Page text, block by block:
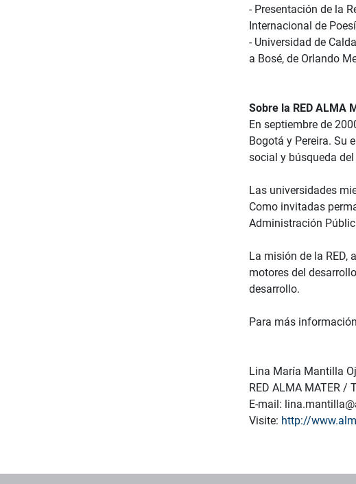
- Presentación de la
Internacional de
- Universidad de
a Bosé, de Orlando
Sobre la RED ALMA
En septiembre de
Bogotá y Pereira. Su
social y búsqueda
Las universidades
Como invitadas
Administración
La misión de la RED,
motores del
desarrollo.
Para más
Lina María Mantilla
RED ALMA MATER /
E-mail:
Visite: http://